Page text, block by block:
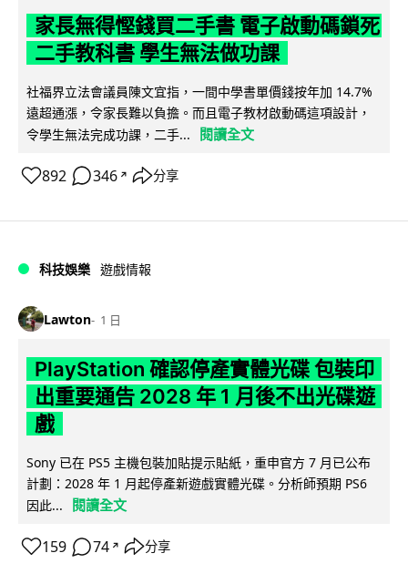
家長無得慳錢買二手書 電子啟動碼鎖死
二手教科書 學生無法做功課
社福界立法會議員陳文宜指，一間中學書單價錢按年加 14.7%
遠超通漲，令家長難以負擔。而且電子教材啟動碼這項設計，
令學生無法完成功課，二手...
閱讀全文
892 346 ↗ 分享
科技娛樂 遊戲情報
Lawton 1 日
PlayStation 確認停產實體光碟 包裝印
出重要通告 2028 年 1 月後不出光碟遊
戲
Sony 已在 PS5 主機包裝加貼提示貼紙，重申官方 7 月已公布
計劃：2028 年 1 月起停產新遊戲實體光碟。分析師預期 PS6
因此...
閱讀全文
159 74 ↗ 分享